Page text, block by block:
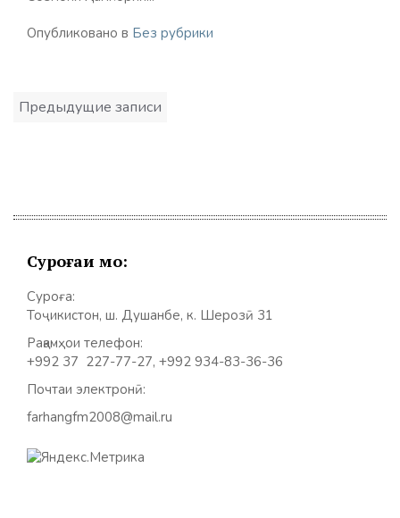
Опубликовано в Без рубрики
Навигация
по
Предыдущие записи
Суроғаи мо:
Суроға:
Тоҷикистон, ш. Душанбе, к. Шерозӣ 31
Рақамҳои телефон:
+992 37 227-77-27, +992 934-83-36-36
Почтаи электронӣ:
farhangfm2008@mail.ru